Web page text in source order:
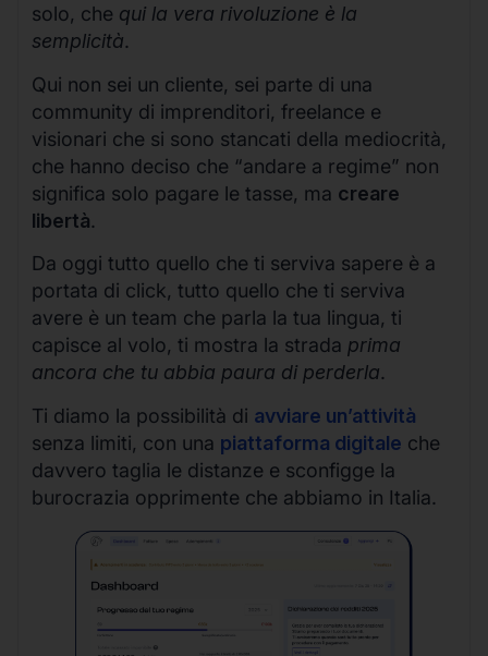
solo, che qui la vera rivoluzione è la
semplicità.
Qui non sei un cliente, sei parte di una
community di imprenditori, freelance e
visionari che si sono stancati della mediocrità,
che hanno deciso che “andare a regime” non
significa solo pagare le tasse, ma creare
libertà.
Da oggi tutto quello che ti serviva sapere è a
portata di click, tutto quello che ti serviva
avere è un team che parla la tua lingua, ti
capisce al volo, ti mostra la strada prima
ancora che tu abbia paura di perderla.
Ti diamo la possibilità di avviare un’attività
senza limiti, con una piattaforma digitale che
davvero taglia le distanze e sconfigge la
burocrazia opprimente che abbiamo in Italia.